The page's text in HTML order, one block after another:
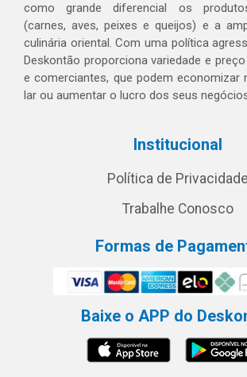
como grande diferencial os
(carnes, aves, peixes e queijos) e a
culinária oriental. Com uma política
Deskontão proporciona variedade e
e comerciantes, que podem economizar
lar ou aumentar o lucro dos seus
Institucional
Política de Privacidade
Trabalhe Conosco
Formas de
Baixe o APP do